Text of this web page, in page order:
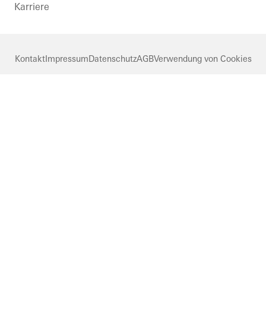
Karriere
KontaktImpressumDatenschutzAGBVerwendung von Cookies